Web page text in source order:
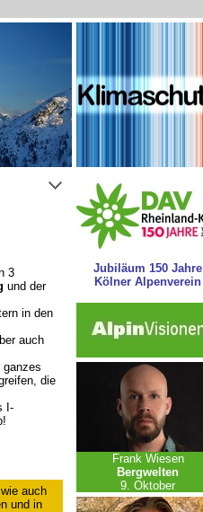
3
und der
in den
auch
ganzes
die
I-
auch
und in
Jubiläum 150 Jahre
Kölner Alpenverein
Frank Wiesen
Bergwelten
9. Oktober